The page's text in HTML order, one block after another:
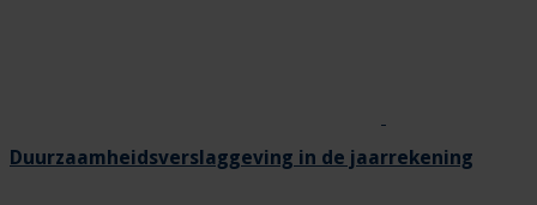
Duurzaamheidsverslaggeving in de jaarrekening